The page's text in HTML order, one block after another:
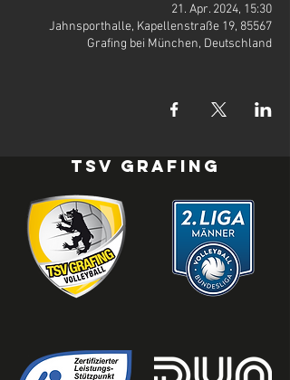
21. Apr. 2024, 15:30
Jahnsporthalle, Kapellenstraße 19, 85567
Grafing bei München, Deutschland
TSV Grafing